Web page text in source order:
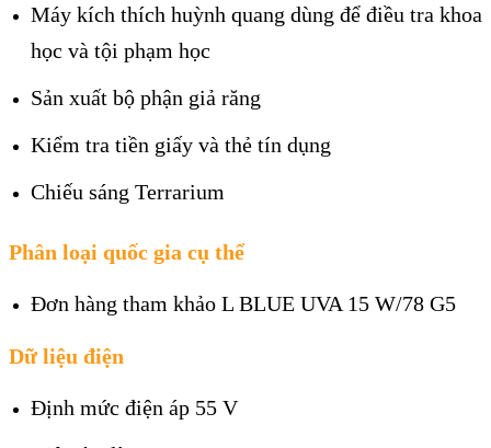
Máy kích thích huỳnh quang dùng để điều tra khoa
học và tội phạm học
Sản xuất bộ phận giả răng
Kiểm tra tiền giấy và thẻ tín dụng
Chiếu sáng Terrarium
Phân loại quốc gia cụ thể
Đơn hàng tham khảo L BLUE UVA 15 W/78 G5
Dữ liệu điện
Định mức điện áp 55 V